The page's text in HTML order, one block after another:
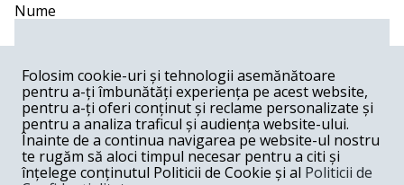
Nume
Comentariu
Folosim cookie-uri și tehnologii asemănătoare
pentru a-ți îmbunătăți experiența pe acest website,
pentru a-ți oferi conținut și reclame personalizate și
pentru a analiza traficul și audiența website-ului.
Înainte de a continua navigarea pe website-ul nostru
te rugăm să aloci timpul necesar pentru a citi și
înțelege conținutul Politicii de Cookie și al Politicii de